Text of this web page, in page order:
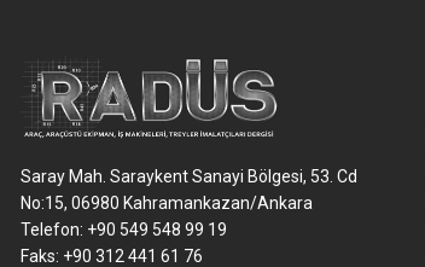
Saray Mah. Saraykent Sanayi Bölgesi, 53. Cd
No:15, 06980 Kahramankazan/Ankara
Telefon: +90 549 548 99 19
Faks: +90 312 441 61 76